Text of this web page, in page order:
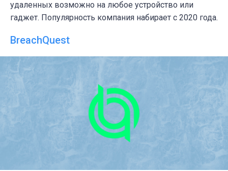
удаленных возможно на любое устройство или
гаджет. Популярность компания набирает с 2020 года.
BreachQuest